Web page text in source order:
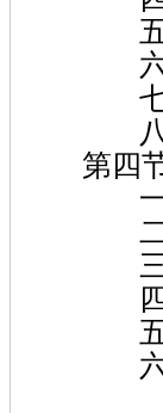
五、
六、
七、
八、行
第四节
一、
二、
三、与
四、行
五、行
六、上